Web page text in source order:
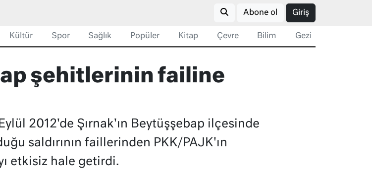
Abone ol Giriş
Kültür Spor Sağlık Popüler Kitap Çevre Bilim Gezi
şehitlerinin failine
2012'de Şırnak'ın Beytüşşebap ilçesinde
saldırının faillerinden PKK/PAJK'ın
etkisiz hale getirdi.